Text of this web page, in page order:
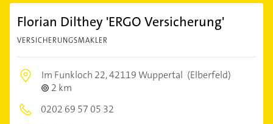
Florian Dilthey 'ERGO Versicherung'
VERSICHERUNGSMAKLER
Im Funkloch 22,42119 Wuppertal (Elberfeld)
2 km
0202 69 57 05 32